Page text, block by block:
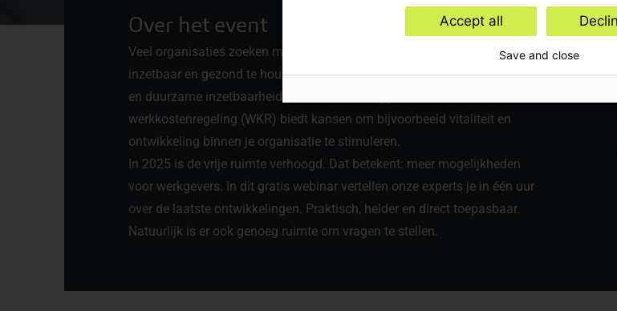
Over het event
Veel organisaties zoeken manieren om medewerkers betrokken,
inzetbaar en gezond te houden. Zeker nu thema’s als verzuim, werkdruk
en duurzame inzetbaarheid veel aandacht krijgen. De
werkkostenregeling (WKR) biedt kansen om bijvoorbeeld vitaliteit en
ontwikkeling binnen je organisatie te stimuleren.
In 2025 is de vrije ruimte verhoogd. Dat betekent: meer mogelijkheden
voor werkgevers. In dit gratis webinar vertellen onze experts je in één uur
over de laatste ontwikkelingen. Praktisch, helder en direct toepasbaar.
Natuurlijk is er ook genoeg ruimte om vragen te stellen.
Accept all
Save and close